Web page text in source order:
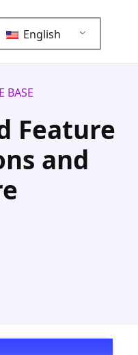
English
BASE
Feature
and